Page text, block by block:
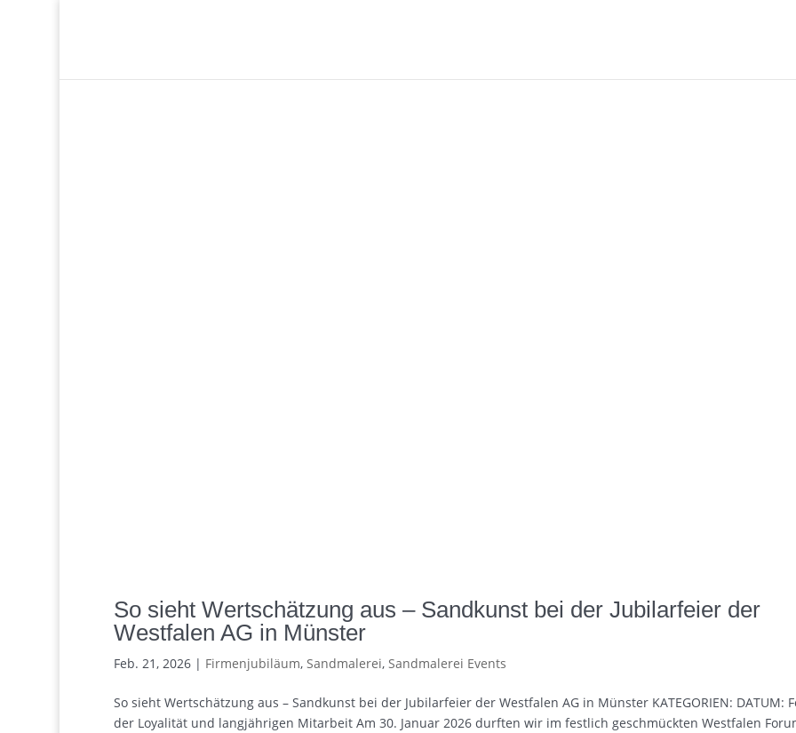
So sieht Wertschätzung aus – Sandkunst bei der Jubilarfeier der
Westfalen AG in Münster
Feb. 21, 2026| Firmenjubiläum, Sandmalerei, Sandmalerei Events
So sieht Wertschätzung aus – Sandkunst bei der Jubilarfeier der Westfalen AG in Münster KATEGORIEN: DATUM:
der Loyalität und langjährigen Mitarbeit Am 30. Januar 2026 durften wir im festlich geschmückten Westfalen